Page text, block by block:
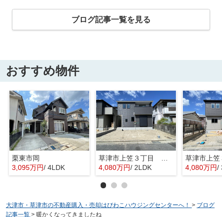
ブログ記事一覧を見る
おすすめ物件
栗東市岡
3,095万円/ 4LDK
4,080万円/ 2LDK 4,080万円/
大津市・草津市の不動産購入・売却はびわこハウジングセンターへ！ > ブログ
記事一覧 > 暖かくなってきましたね